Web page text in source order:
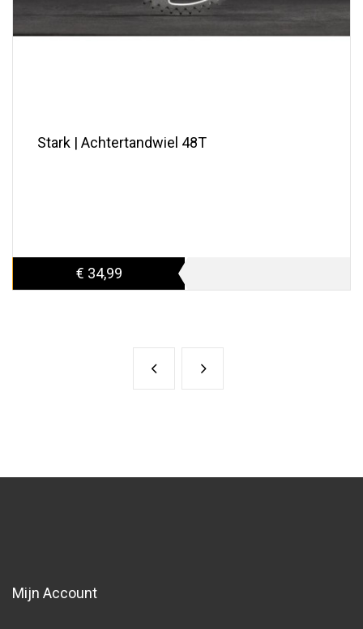
Stark | Achtertandwiel 48T
€ 34,99
Mijn Account